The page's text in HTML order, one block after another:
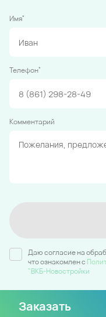
Имя*
Телефон*
Комментарий
Даю согласие на
что ознакомлен c
"ВКБ-Новостройки
Заказать